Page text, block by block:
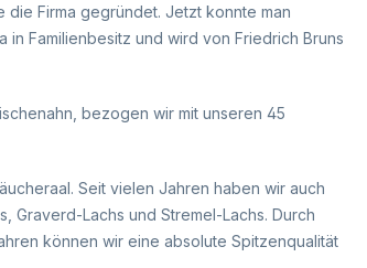
die Firma gegründet. Jetzt konnte man
Familienbesitz und wird von Friedrich Bruns
bezogen wir mit unseren 45
Seit vielen Jahren haben wir auch
Graverd-Lachs und Stremel-Lachs. Durch
können wir eine absolute Spitzenqualität